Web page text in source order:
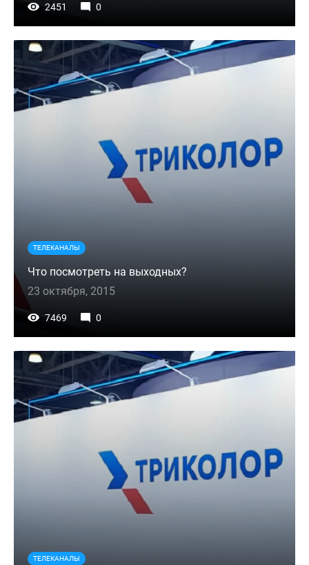
2451 0
ТЕЛЕКАНАЛЫ
Что посмотреть на выходных?
23 октября, 2015
7469 0
ТЕЛЕКАНАЛЫ